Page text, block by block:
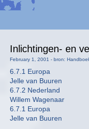
Inlichtingen- en
February 1, 2001 - bron:
6.7.1 Europa
Jelle van Buuren
6.7.2 Nederland
Willem Wagenaar
6.7.1 Europa
Jelle van Buuren